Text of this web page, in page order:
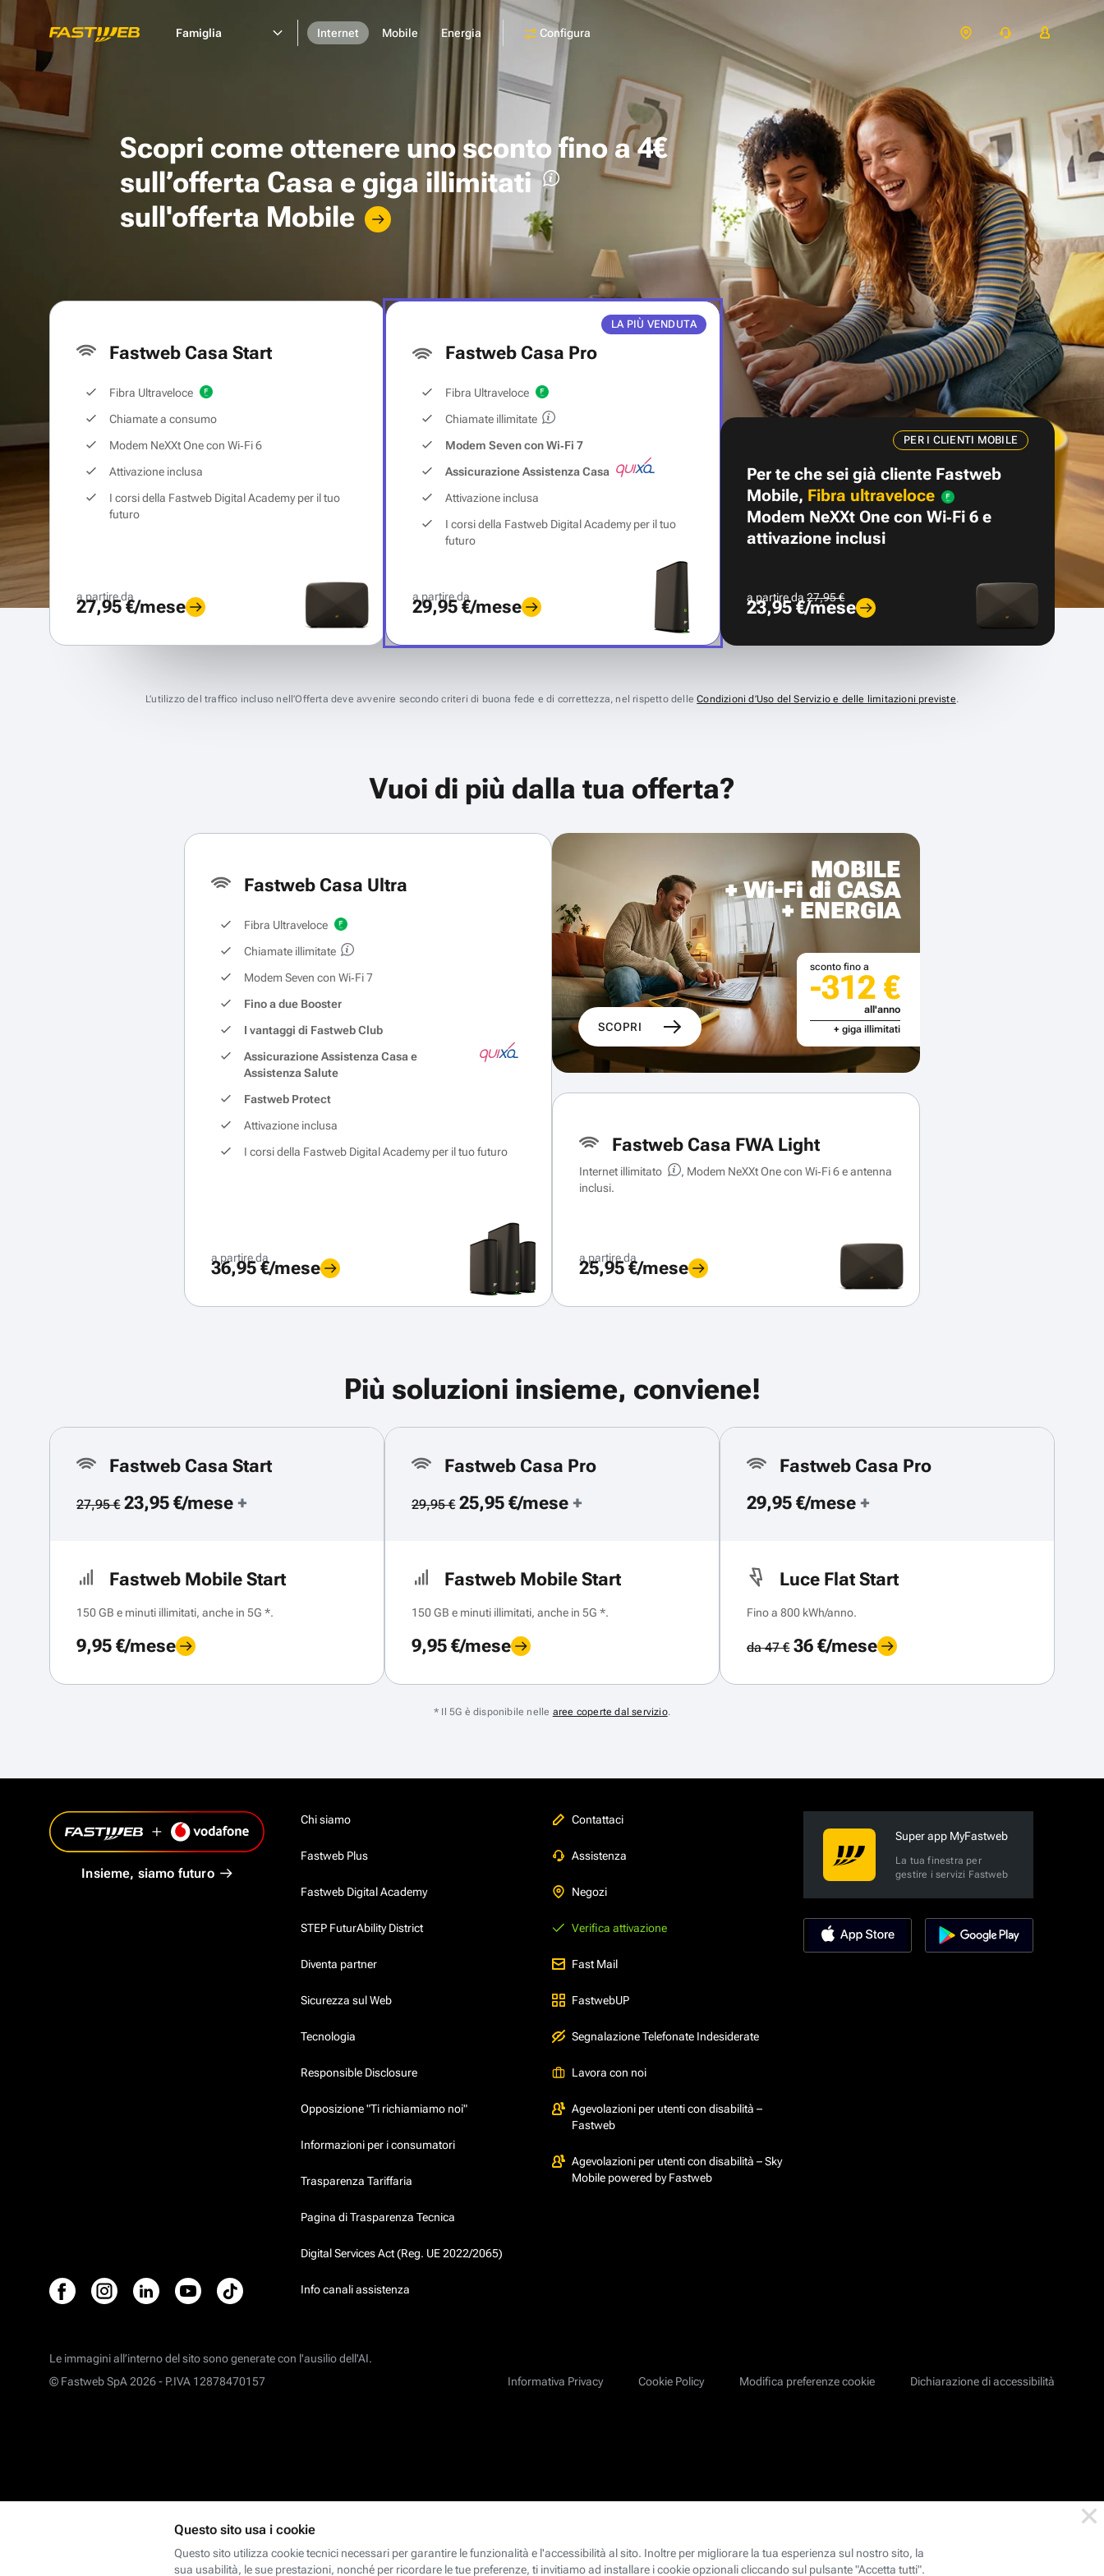
Famiglia Internet Mobile Energia Configura
Scopri come ottenere unosconto fino a 4€
sull’offerta Casa e giga illimitati
sull'offerta Mobile
Fastweb Casa Start
Fibra Ultraveloce
Chiamate a consumo
Modem NeXXt One con Wi‑Fi 6
Attivazione inclusa
I corsi della Fastweb Digital Academy per il tuo
futuro
a partire da
27,95 €/mese
LA PIÙ VENDUTA
Fastweb Casa Pro
Fibra Ultraveloce
Chiamate illimitate
Modem Seven con Wi‑Fi 7
Assicurazione Assistenza Casa
Attivazione inclusa
I corsi della Fastweb Digital Academy per il tuo
futuro
a partire da
29,95 €/mese
PER I CLIENTI MOBILE
Per te che sei già cliente Fastweb
Mobile, Fibra ultraveloce
Modem NeXXt One con Wi‑Fi 6 e
attivazione inclusi
a partire da27,95 €
23,95 €/mese
L’utilizzo del traffico incluso nell’Offerta deve avvenire secondo criteri di buona fede e di correttezza, nel rispetto delleCondizioni d’Uso del Servizio e delle limitazioni previste.
Vuoi di più dalla tua offerta?
Fastweb Casa Ultra
Fibra Ultraveloce
Chiamate illimitate
Modem Seven con Wi‑Fi 7
Fino a due Booster
I vantaggi di Fastweb Club
Assicurazione Assistenza Casa e
Assistenza Salute
Fastweb Protect
Attivazione inclusa
I corsi della Fastweb Digital Academy per il tuo futuro
a partire da
36,95 €/mese
MOBILE
+ Wi-Fi di CASA
+ ENERGIA
SCOPRI
sconto fino a
-312 €
all'anno
+ giga illimitati
Fastweb Casa FWA Light
Internet illimitato
, Modem NeXXt One con Wi‑Fi 6 e antenna
inclusi.
a partire da
25,95 €/mese
Più soluzioni insieme, conviene!
Fastweb Casa Start
27,95 €23,95 €/mese +
Fastweb Mobile Start
150 GB e minuti illimitati, anche in 5G *.
9,95 €/mese
Fastweb Casa Pro
29,95 €25,95 €/mese +
Fastweb Mobile Start
150 GB e minuti illimitati, anche in 5G *.
9,95 €/mese
Fastweb Casa Pro
29,95 €/mese +
Luce Flat Start
Fino a 800 kWh/anno.
da 47 €36 €/mese
* Il 5G è disponibile nelle aree coperte dal servizio.
Insieme, siamo futuro
Chi siamo
Fastweb Plus
Fastweb Digital Academy
STEP FuturAbility District
Diventa partner
Sicurezza sul Web
Tecnologia
Responsible Disclosure
Opposizione "Ti richiamiamo noi"
Informazioni per i consumatori
Trasparenza Tariffaria
Pagina di Trasparenza Tecnica
Digital Services Act (Reg. UE 2022/2065)
Info canali assistenza
Contattaci
Assistenza
Negozi
Verifica attivazione
Fast Mail
FastwebUP
Segnalazione Telefonate Indesiderate
Lavora con noi
Agevolazioni per utenti con disabilità –
Fastweb
Agevolazioni per utenti con disabilità – Sky
Mobile powered by Fastweb
Super app MyFastweb
La tua finestra per
gestire i servizi Fastweb
Le immagini all’interno del sito sono generate con l'ausilio dell'AI.
Informativa Privacy
Cookie Policy Modifica preferenze cookie Dichiarazione di accessibilità
© Fastweb SpA 2026 - P.IVA 12878470157